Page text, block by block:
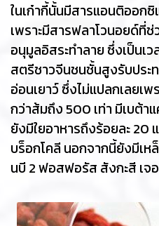
ในเก๋ากี้นั้นมีสารแอนติออก
เพราะมีสารฟลาโวนอยด์ที่
อนุมูลอิสระทำลาย ซึ่งเป็นเ
สตรีชาวจีนชนชั้นสูงรับประ
อ่อนเยาว์ ซึ่งไม่แปลกเลยเ
กว่าส้มถึง 500 เท่า มีเบต้า
ยังมีใยอาหารถึงร้อยละ 20
บร็อกโคลี นอกจากนี้ยังมีเห
นบี 2 ฟอสฟอรัส สังกะสี เจอ